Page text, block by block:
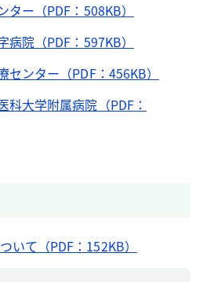
ー（PDF：508KB）
院（PDF：597KB）
ンター（PDF：456KB）
科大学附属病院（PDF：
いて（PDF：152KB）